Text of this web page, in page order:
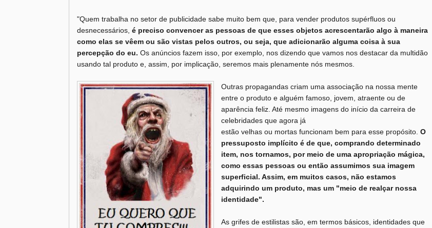
"Quem trabalha no setor de publicidade sabe muito bem que, para vender produtos supérfluos ou
desnecessários, é preciso convencer as pessoas de que esses objetos acrescentarão algo à maneira
como elas se vêem ou são vistas pelos outros, ou seja, que adicionarão alguma coisa à sua
percepção do eu. Os anúncios fazem isso, por exemplo, nos dizendo que vamos nos destacar da multidão
usando tal produto e, assim, por implicação, seremos mais plenamente nós mesmos.
Outras propagandas criam uma associação na nossa mente
entre o produto e alguém famoso, jovem, atraente ou de
aparência feliz. Até mesmo imagens do início da carreira de
celebridades que agora já
estão velhas ou mortas funcionam bem para esse propósito. O
pressuposto implícito é de que, comprando determinado
item, nos tornamos, por meio de uma apropriação mágica,
como essas pessoas ou então assumimos sua imagem
superficial. Assim, em muitos casos, não estamos
adquirindo um produto, mas um "meio de realçar nossa
identidade".
As grifes de estilistas são, em termos básicos, identidades que